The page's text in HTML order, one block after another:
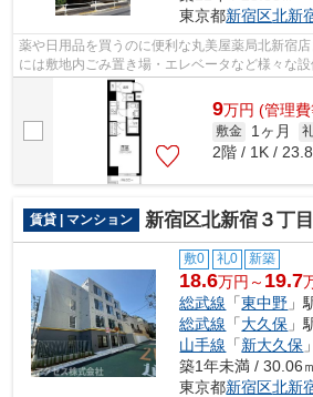
東京都新宿区北新
薬や日用品を買うのに便利な丸美屋薬局北新宿
には敷地内ごみ置き場・エレベータなど様々な設
ので便利です。通勤やお出かけに便利な...
9万円 (管理
敷金 1ヶ月
2階 / 1K /
賃貸 | マンション 新宿区北新宿３丁
敷0 礼0 新築
18.6万円～ 19.7
総武線 「東中野 」
総武線 「大久保 」
山手線 「新大久保
築1年未満 / 30.06
東京都新宿区北新